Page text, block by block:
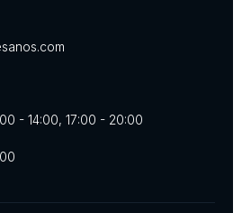
- 14:00, 17:00 - 20:00